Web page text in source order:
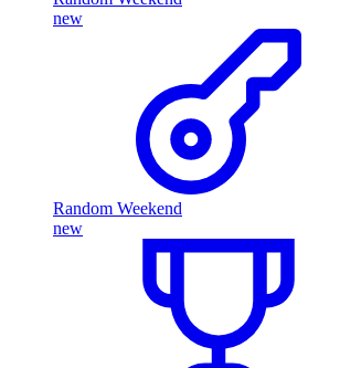
new
Random Weekend
new